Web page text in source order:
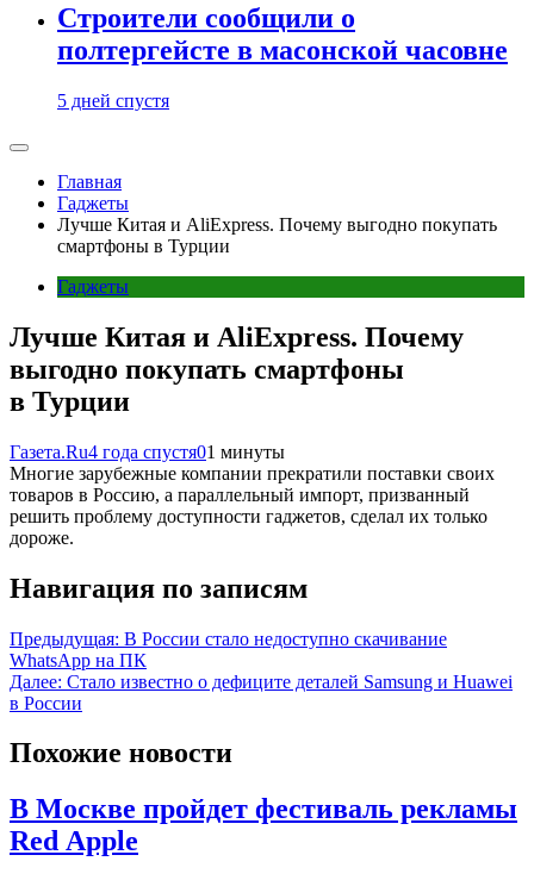
Строители сообщили о
полтергейсте в масонской часовне
5 дней спустя
Главная
Гаджеты
Лучше Китая и AliExpress. Почему выгодно покупать
смартфоны в Турции
Гаджеты
Лучше Китая и AliExpress. Почему
выгодно покупать смартфоны
в Турции
Газета.Ru4 года спустя01 минуты
Многие зарубежные компании прекратили поставки своих
товаров в Россию, а параллельный импорт, призванный
решить проблему доступности гаджетов, сделал их только
дороже.
Навигация по записям
Предыдущая: В России стало недоступно скачивание
WhatsApp на ПК
Далее: Стало известно о дефиците деталей Samsung и Huawei
в России
Похожие новости
В Москве пройдет фестиваль рекламы
Red Apple